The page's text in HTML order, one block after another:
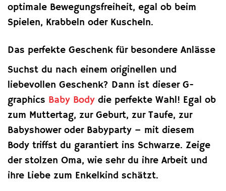
optimale Bewegungsfreiheit, egal ob beim
Spielen, Krabbeln oder Kuscheln.
Das perfekte Geschenk für besondere Anlässe
Suchst du nach einem originellen und
liebevollen Geschenk? Dann ist dieser G-
graphics Baby Body die perfekte Wahl! Egal ob
zum Muttertag, zur Geburt, zur Taufe, zur
Babyshower oder Babyparty – mit diesem
Body triffst du garantiert ins Schwarze. Zeige
der stolzen Oma, wie sehr du ihre Arbeit und
ihre Liebe zum Enkelkind schätzt.